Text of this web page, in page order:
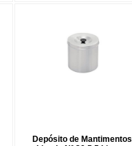
Depósito de Mantimentos